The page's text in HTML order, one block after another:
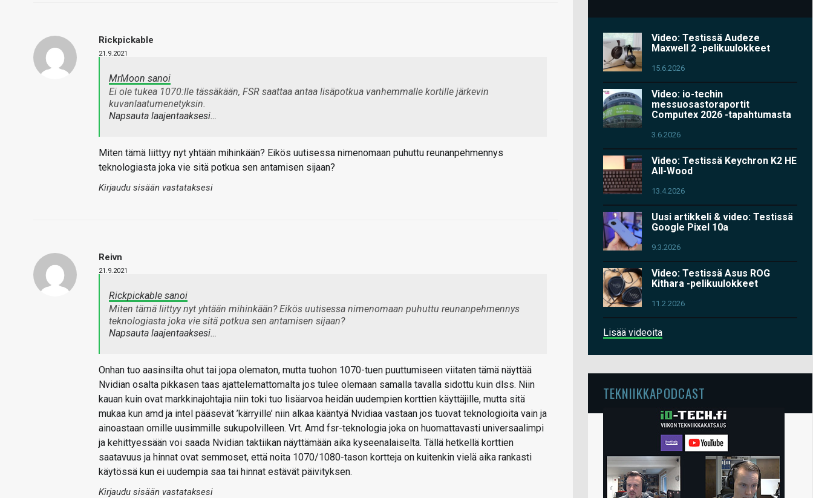
Rickpickable
21.9.2021
MrMoon sanoi
Ei ole tukea 1070:lle tässäkään, FSR saattaa antaa lisäpotkua vanhemmalle kortille järkevin
kuvanlaatumenetyksin.
Napsauta laajentaaksesi…
Miten tämä liittyy nyt yhtään mihinkään? Eikös uutisessa nimenomaan puhuttu reunanpehmennys
teknologiasta joka vie sitä potkua sen antamisen sijaan?
Kirjaudu sisään vastataksesi
Reivn
21.9.2021
Rickpickable sanoi
Miten tämä liittyy nyt yhtään mihinkään? Eikös uutisessa nimenomaan puhuttu reunanpehmennys
teknologiasta joka vie sitä potkua sen antamisen sijaan?
Napsauta laajentaaksesi…
Onhan tuo aasinsilta ohut tai jopa olematon, mutta tuohon 1070-tuen puuttumiseen viitaten tämä näyttää
Nvidian osalta pikkasen taas ajattelemattomalta jos tulee olemaan samalla tavalla sidottu kuin dlss. Niin
kauan kuin ovat markkinajohtajia niin toki tuo lisäarvoa heidän uudempien korttien käyttäjille, mutta sitä
mukaa kun amd ja intel pääsevät ’kärryille’ niin alkaa kääntyä Nvidiaa vastaan jos tuovat teknologioita vain ja
ainoastaan omille uusimmille sukupolvilleen. Vrt. Amd fsr-teknologia joka on huomattavasti universaalimpi
ja kehittyessään voi saada Nvidian taktiikan näyttämään aika kyseenalaiselta. Tällä hetkellä korttien
saatavuus ja hinnat ovat semmoset, että noita 1070/1080-tason kortteja on kuitenkin vielä aika rankasti
käytössä kun ei uudempia saa tai hinnat estävät päivityksen.
Kirjaudu sisään vastataksesi
Video: Testissä Audeze
Maxwell 2 -pelikuulokkeet
15.6.2026
Video: io-techin
messuosastoraportit
Computex 2026 -tapahtumasta
3.6.2026
Video: Testissä Keychron K2 HE
All-Wood
13.4.2026
Uusi artikkeli & video: Testissä
Google Pixel 10a
9.3.2026
Video: Testissä Asus ROG
Kithara -pelikuulokkeet
11.2.2026
Lisää videoita
TEKNIIKKAPODCAST